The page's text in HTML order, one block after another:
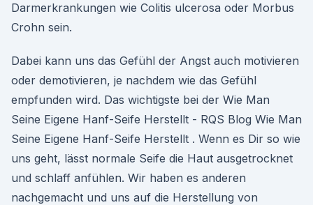
Darmerkrankungen wie Colitis ulcerosa oder Morbus
Crohn sein.
Dabei kann uns das Gefühl der Angst auch motivieren
oder demotivieren, je nachdem wie das Gefühl
empfunden wird. Das wichtigste bei der Wie Man
Seine Eigene Hanf-Seife Herstellt - RQS Blog Wie Man
Seine Eigene Hanf-Seife Herstellt . Wenn es Dir so wie
uns geht, lässt normale Seife die Haut ausgetrocknet
und schlaff anfühlen. Wir haben es anderen
nachgemacht und uns auf die Herstellung von